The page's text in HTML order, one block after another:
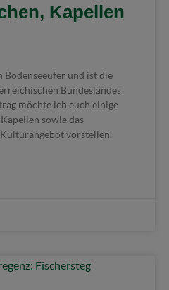
Kapellen
Bodenseeufer und ist die
Bundeslandes
möchte ich euch einige
sowie das
vorstellen.